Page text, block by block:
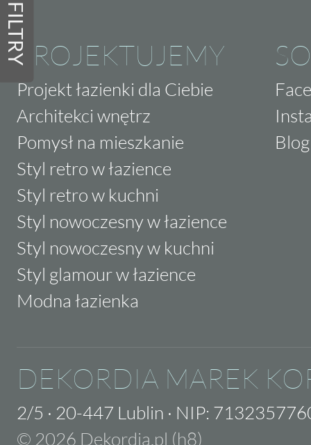
FILTRYPROJEKTUJEMY
Projekt łazienki dla Ciebie
Architekci wnętrz
Pomysł na mieszkanie
Styl retro w łazience
Styl retro w kuchni
Styl nowoczesny w łazience
Styl nowoczesny w kuchni
Styl glamour w łazience
Modna łazienka
Blog
DEKORDIA MAREK
2/5 · 20-447 Lublin · NIP:
© 2026 Dekordia.pl (h8)